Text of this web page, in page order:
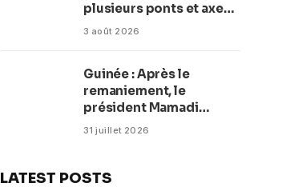
plusieurs ponts et axes
routiers
3 août 2026
Guinée : Après le
remaniement, le
président Mamadi
Doumbouya fixe les
31 juillet 2026
LATEST POSTS